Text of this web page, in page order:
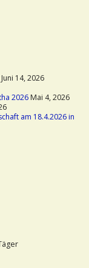
Juni 14, 2026
2026Mai 4, 2026
am 18.4.2026 in